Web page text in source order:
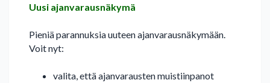
Uusi ajanvarausnäkymä
Pieniä parannuksia uuteen ajanvarausnäkymään.
Voit nyt:
valita, että ajanvarausten muistiinpanot